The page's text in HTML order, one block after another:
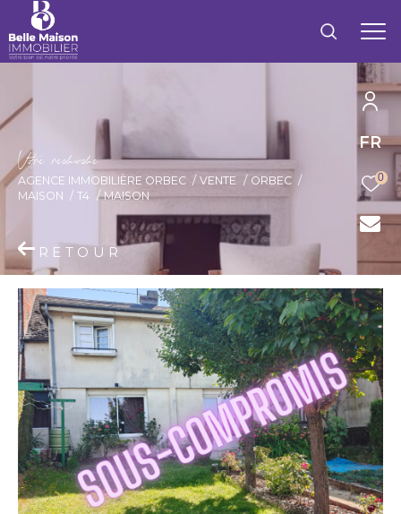
FR
0
Vore recece
AGENCE IMMOBILIÈRE ORBEC VENTE
ORBEC
MAISON
T4 MAISON
RETOUR